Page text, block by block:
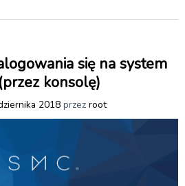
się na system
konsolę)
2018 przez root